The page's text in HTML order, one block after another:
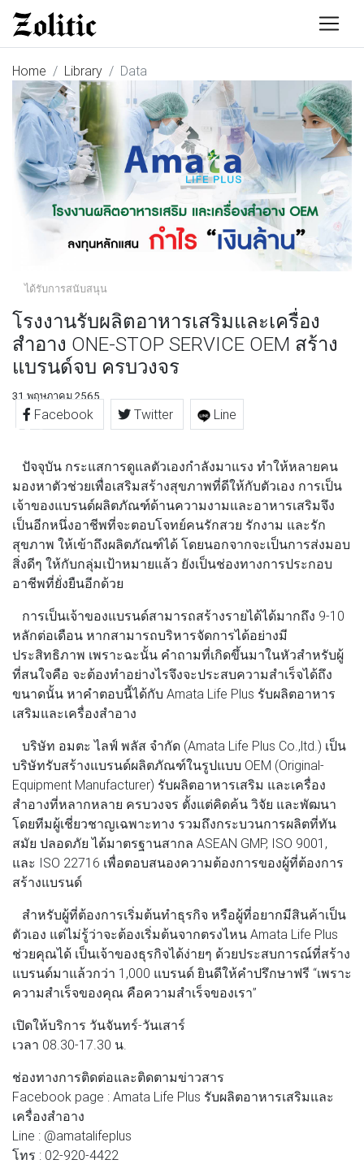
Home Library Data
ได้รับการสนับสนุน
โรงงานรับผลิตอาหารเสริมและเครื่อง
สำอาง ONE-STOP SERVICE OEM สร้าง
แบรนด์จบ ครบวงจร
31 พฤษภาคม 2565
Facebook Twitter Line
ปัจจุบัน กระแสการดูแลตัวเองกำลังมาแรง ทำให้หลายคน
มองหาตัวช่วยเพื่อเสริมสร้างสุขภาพที่ดีให้กับตัวเอง การเป็น
เจ้าของแบรนด์ผลิตภัณฑ์ด้านความงามและอาหารเสริมจึง
เป็นอีกหนึ่งอาชีพที่จะตอบโจทย์คนรักสวย รักงาม และรัก
สุขภาพ ให้เข้าถึงผลิตภัณฑ์ได้ โดยนอกจากจะเป็นการส่งมอบ
สิ่งดีๆ ให้กับกลุ่มเป้าหมายแล้ว ยังเป็นช่องทางการประกอบ
อาชีพที่ยั่งยืนอีกด้วย
การเป็นเจ้าของแบรนด์สามารถสร้างรายได้ได้มากถึง 9-10
หลักต่อเดือน หากสามารถบริหารจัดการได้อย่างมี
ประสิทธิภาพ เพราะฉะนั้น คำถามที่เกิดขึ้นมาในหัวสำหรับผู้
ที่สนใจคือ จะต้องทำอย่างไรจึงจะประสบความสำเร็จได้ถึง
ขนาดนั้น หาคำตอบนี้ได้กับ Amata Life Plus รับผลิตอาหาร
เสริมและเครื่องสำอาง
บริษัท อมตะ ไลฟ์ พลัส จำกัด (Amata Life Plus Co.,ltd.) เป็น
บริษัทรับสร้างแบรนด์ผลิตภัณฑ์ในรูปแบบ OEM (Original-
Equipment Manufacturer) รับผลิตอาหารเสริม และเครื่อง
สำอางที่หลากหลาย ครบวงจร ตั้งแต่คิดค้น วิจัย และพัฒนา
โดยทีมผู้เชี่ยวชาญเฉพาะทาง รวมถึงกระบวนการผลิตที่ทัน
สมัย ปลอดภัย ได้มาตรฐานสากล ASEAN GMP, ISO 9001,
และ ISO 22716 เพื่อตอบสนองความต้องการของผู้ที่ต้องการ
สร้างแบรนด์
สำหรับผู้ที่ต้องการเริ่มต้นทำธุรกิจ หรือผู้ที่อยากมีสินค้าเป็น
ตัวเอง แต่ไม่รู้ว่าจะต้องเริ่มต้นจากตรงไหน Amata Life Plus
ช่วยคุณได้ เป็นเจ้าของธุรกิจได้ง่ายๆ ด้วยประสบการณ์ที่สร้าง
แบรนด์มาแล้วกว่า 1,000 แบรนด์ ยินดีให้คำปรึกษาฟรี “เพราะ
ความสำเร็จของคุณ คือความสำเร็จของเรา”
เปิดให้บริการ วันจันทร์-วันเสาร์
เวลา 08.30-17.30 น.
ช่องทางการติดต่อและติดตามข่าวสาร
Facebook page : Amata Life Plus รับผลิตอาหารเสริมและ
เครื่องสำอาง
Line : @amatalifeplus
โทร : 02-920-4422